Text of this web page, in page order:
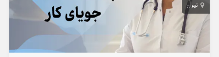
تهران